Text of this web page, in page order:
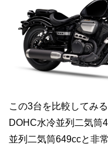
この3台を比較してみ
DOHC水冷並列二気筒
並列二気筒649ccと非